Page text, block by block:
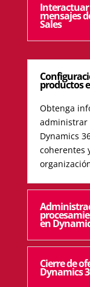
Interactuar
mensajes
Sales
productos
Obtenga
administrar
Dynamics
coherentes
en
Cierre de
Dynamics